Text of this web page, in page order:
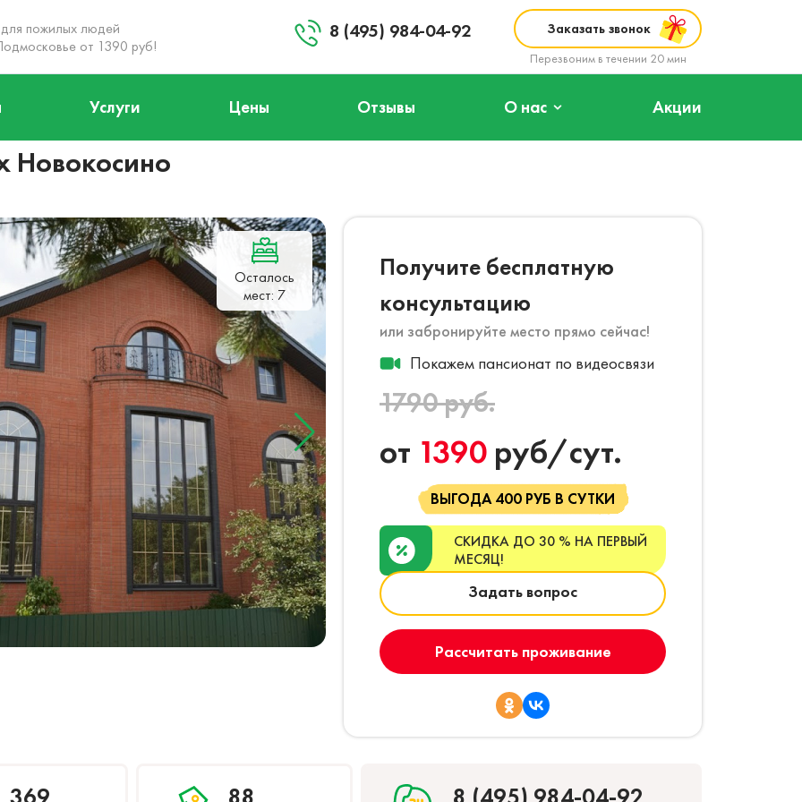
пожилых людей
от 1390 руб!
8 (495) 984-04-92 Заказать звонок
Перезвоним в течении 20 мин
Услуги Цены Отзывы О нас Акции
+8 (495) 984-04-92 Заказать звонок
Запланировать визит
Новокосино
Осталось
мест: 7
Получите бесплатную
консультацию
или забронируйте место прямо сейчас!
Покажем пансионат по видеосвязи
1790 руб.
от 1390 руб/сут.
ВЫГОДА 400 РУБ В СУТКИ
СКИДКА ДО 30 % НА ПЕРВЫЙ
МЕСЯЦ!
Задать вопрос
Рассчитать проживание